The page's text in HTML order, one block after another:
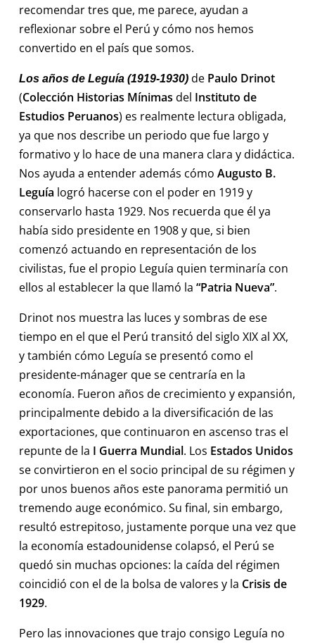
recomendar tres que, me parece, ayudan a
reflexionar sobre el Perú y cómo nos hemos
convertido en el país que somos.
Los años de Leguía (1919-1930)de Paulo Drinot
(Colección Historias Mínimas del Instituto de
Estudios Peruanos) es realmente lectura obligada,
ya que nos describe un periodo que fue largo y
formativo y lo hace de una manera clara y didáctica.
Nos ayuda a entender además cómo Augusto B.
Leguía logró hacerse con el poder en 1919 y
conservarlo hasta 1929. Nos recuerda que él ya
había sido presidente en 1908 y que, si bien
comenzó actuando en representación de los
civilistas, fue el propio Leguía quien terminaría con
ellos al establecer la que llamó la “Patria Nueva”.
Drinot nos muestra las luces y sombras de ese
tiempo en el que el Perú transitó del siglo XIX al XX,
y también cómo Leguía se presentó como el
presidente-mánager que se centraría en la
economía. Fueron años de crecimiento y expansión,
principalmente debido a la diversificación de las
exportaciones, que continuaron en ascenso tras el
repunte de la I Guerra Mundial. Los Estados Unidos
se convirtieron en el socio principal de su régimen y
por unos buenos años este panorama permitió un
tremendo auge económico. Su final, sin embargo,
resultó estrepitoso, justamente porque una vez que
la economía estadounidense colapsó, el Perú se
quedó sin muchas opciones: la caída del régimen
coincidió con el de la bolsa de valores y la Crisis de
1929.
Pero las innovaciones que trajo consigo Leguía no